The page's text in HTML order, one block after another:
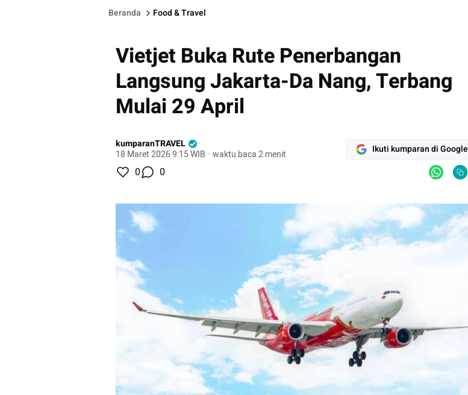
Beranda Food & Travel
Vietjet Buka Rute Penerbangan
Langsung Jakarta-Da Nang, Terbang
Mulai 29 April
kumparanTRAVEL
18 Maret 2026 9:15 WIB · waktu baca 2 menit Ikuti kumparan di Google
0 0